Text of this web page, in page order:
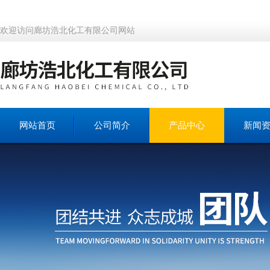
欢迎访问廊坊浩北化工有限公司网站
网站首页 公司简介 产品中心 新闻